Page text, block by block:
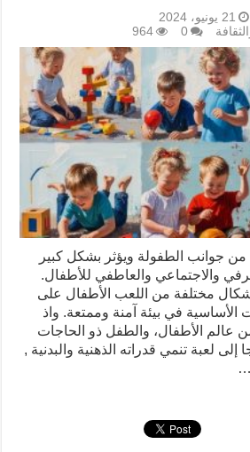
21 يونيو، 2024
0
964
من جوانب الطفولة ويؤثر بشكل كبير
والاجتماعي والعاطفي للأطفال.
مختلفة من اللعب الأطفال على
الأساسية في بيئة آمنة وممتعة. واذ
عالم الأطفال، والطفل ذو الحاجات
إلى لعبة تنمي قدراته الذهنية والبدنية ,
…